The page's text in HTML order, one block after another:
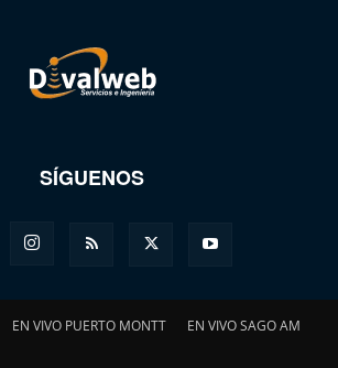
SÍGUENOS
EN VIVO PUERTO MONTT EN VIVO SAGO AM